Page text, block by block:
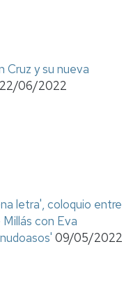
Cruz y su nueva
22/06/2022
letra', coloquio entre
con Eva
09/05/2022